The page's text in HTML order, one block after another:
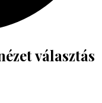
választás